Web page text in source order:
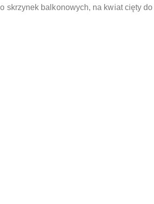
skrzynek balkonowych, na kwiat cięty